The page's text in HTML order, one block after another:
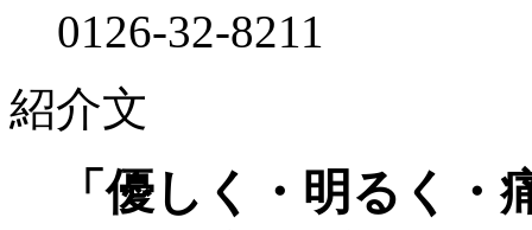
0126-32-8211
紹介文
「優しく・明るく